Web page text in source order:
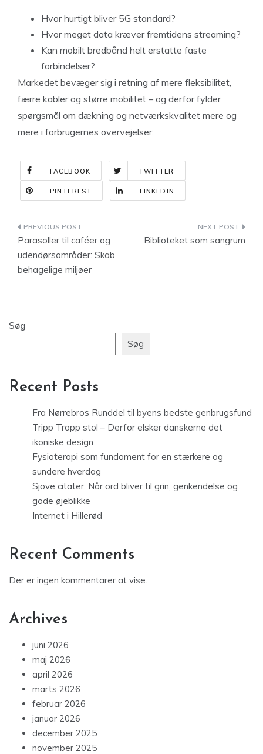
Hvor hurtigt bliver 5G standard?
Hvor meget data kræver fremtidens streaming?
Kan mobilt bredbånd helt erstatte faste
forbindelser?
Markedet bevæger sig i retning af mere fleksibilitet,
færre kabler og større mobilitet – og derfor fylder
spørgsmål om dækning og netværkskvalitet mere og
mere i forbrugernes overvejelser.
FACEBOOK TWITTER
PINTEREST LINKEDIN
Indlægsnavigation
Parasoller til caféer og
udendørsområder: Skab
behagelige miljøer
Biblioteket som sangrum
Søg
Søg
Recent Posts
Fra Nørrebros Runddel til byens bedste genbrugsfund
Tripp Trapp stol – Derfor elsker danskerne det
ikoniske design
Fysioterapi som fundament for en stærkere og
sundere hverdag
Sjove citater: Når ord bliver til grin, genkendelse og
gode øjeblikke
Internet i Hillerød
Recent Comments
Der er ingen kommentarer at vise.
Archives
juni 2026
maj 2026
april 2026
marts 2026
februar 2026
januar 2026
december 2025
november 2025